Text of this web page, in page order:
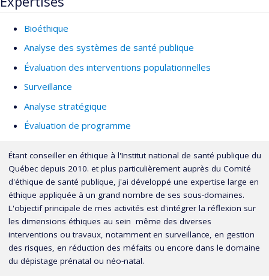
Bioéthique
Analyse des systèmes de santé publique
Évaluation des interventions populationnelles
Surveillance
Analyse stratégique
Évaluation de programme
Étant conseiller en éthique à l'Institut national de santé publique du
Québec depuis 2010. et plus particulièrement auprès du Comité
d'éthique de santé publique, j'ai développé une expertise large en
éthique appliquée à un grand nombre de ses sous-domaines.
L'objectif principale de mes activités est d'intégrer la réflexion sur
les dimensions éthiques au sein même des diverses
interventions ou travaux, notamment en surveillance, en gestion
des risques, en réduction des méfaits ou encore dans le domaine
du dépistage prénatal ou néo-natal.